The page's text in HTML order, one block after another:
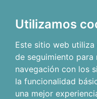
Utilizamos
Este sitio web
de seguimiento para
navegación con los
la funcionalidad
una mejor